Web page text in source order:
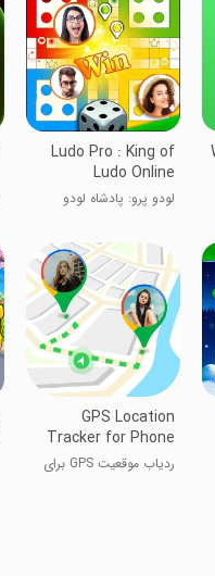
Ludo Pro : King of
Ludo Online
لودو پرو: پادشاه لودو
GPS Location
Tracker for Phone
ردیاب موقعیت GPS برای